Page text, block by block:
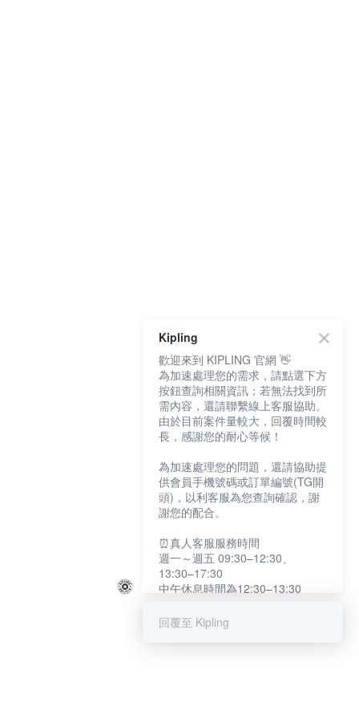
Kipling
歡迎來到 KIPLING 官網 👋
為加速處理您的需求，請點選下方
按鈕查詢相關資訊；若無法找到所
需內容，還請聯繫線上客服協助。
由於目前案件量較大，回覆時間較
長，感謝您的耐心等候！
為加速處理您的問題，還請協助提
供會員手機號碼或訂單編號(TG開
頭)，以利客服為您查詢確認，謝
謝您的配合。
⏰真人客服服務時間
週一～週五 09:30–12:30、
13:30–17:30
中午休息時間為12:30–13:30
提醒您：系統會自動已讀訊息，如
回覆至 Kipling